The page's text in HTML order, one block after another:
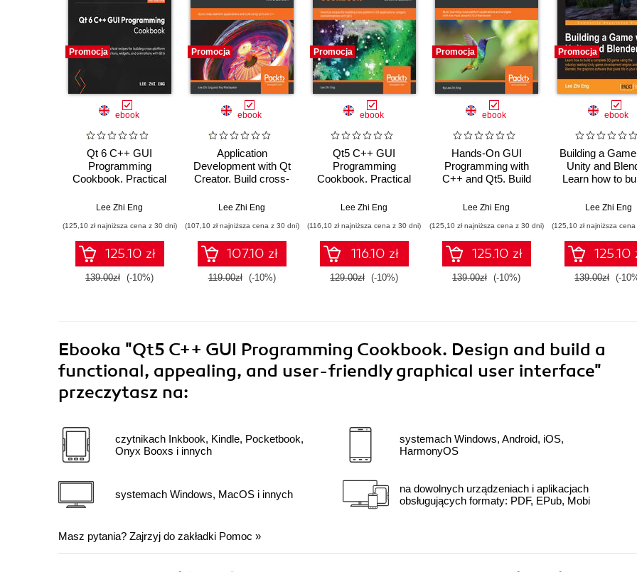
Promocja
ebook
Qt 6 C++ GUI
Programming
Cookbook. Practical
cross-platform GUI
and animations with
Qt 6 - Third Edition
Lee Zhi Eng
(125,10 zł najniższa cena z 30 dni)
125.10 zł
139.00zł (-10%)
Promocja
ebook
Application
Development with Qt
Creator. Build cross-
and GUIs using Qt 5
Edition
Lee Zhi Eng
(107,10 zł najniższa cena z 30 dni)
107.10 zł
119.00zł (-10%)
Promocja
ebook
Qt5 C++ GUI
Programming
Cookbook. Practical
cross-platform GUI
and animations with
Qt 5 - Second Edition
Lee Zhi Eng
(116,10 zł najniższa cena z 30 dni)
116.10 zł
129.00zł (-10%)
Promocja
ebook
Hands-On GUI
Programming with
C++ and Qt5. Build
platform applications
most powerful GUI
framework
Lee Zhi Eng
(125,10 zł najniższa cena z 30 dni)
125.10 zł
139.00zł (-10%)
Promocja
ebook
Building a
Unity and
Learn how to
using the
development
and Blender,
graphics
that gives life to
ideas
Lee Zhi Eng
(125,10 zł najniższa
125.10
139.00zł (-
Ebooka "Qt5 C++ GUI Programming Cookbook. Design and build a
functional, appealing, and user-friendly graphical user interface"
przeczytasz na:
czytnikach Inkbook, Kindle, Pocketbook,
Onyx Booxs i innych
systemach Windows, MacOS i innych
systemach Windows, Android, iOS,
HarmonyOS
na dowolnych urządzeniach i aplikacjach
obsługujących formaty: PDF, EPub, Mobi
Masz pytania? Zajrzyj do zakładki Pomoc »